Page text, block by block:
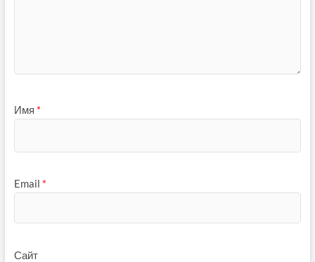
Имя *
Email *
Сайт